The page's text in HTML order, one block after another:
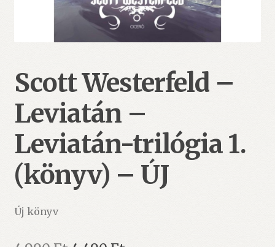
Scott Westerfeld –
Leviatán –
Leviatán-trilógia 1.
(könyv) – ÚJ
Új könyv